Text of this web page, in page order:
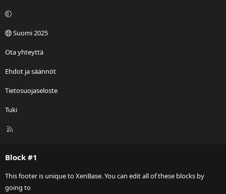
Suomi 2025
Ota yhteyttä
Ehdot ja säännöt
Tietosuojaseloste
Tuki
R
Block #1
This footer is unique to XenBase. You can edit all of these blocks by
going to